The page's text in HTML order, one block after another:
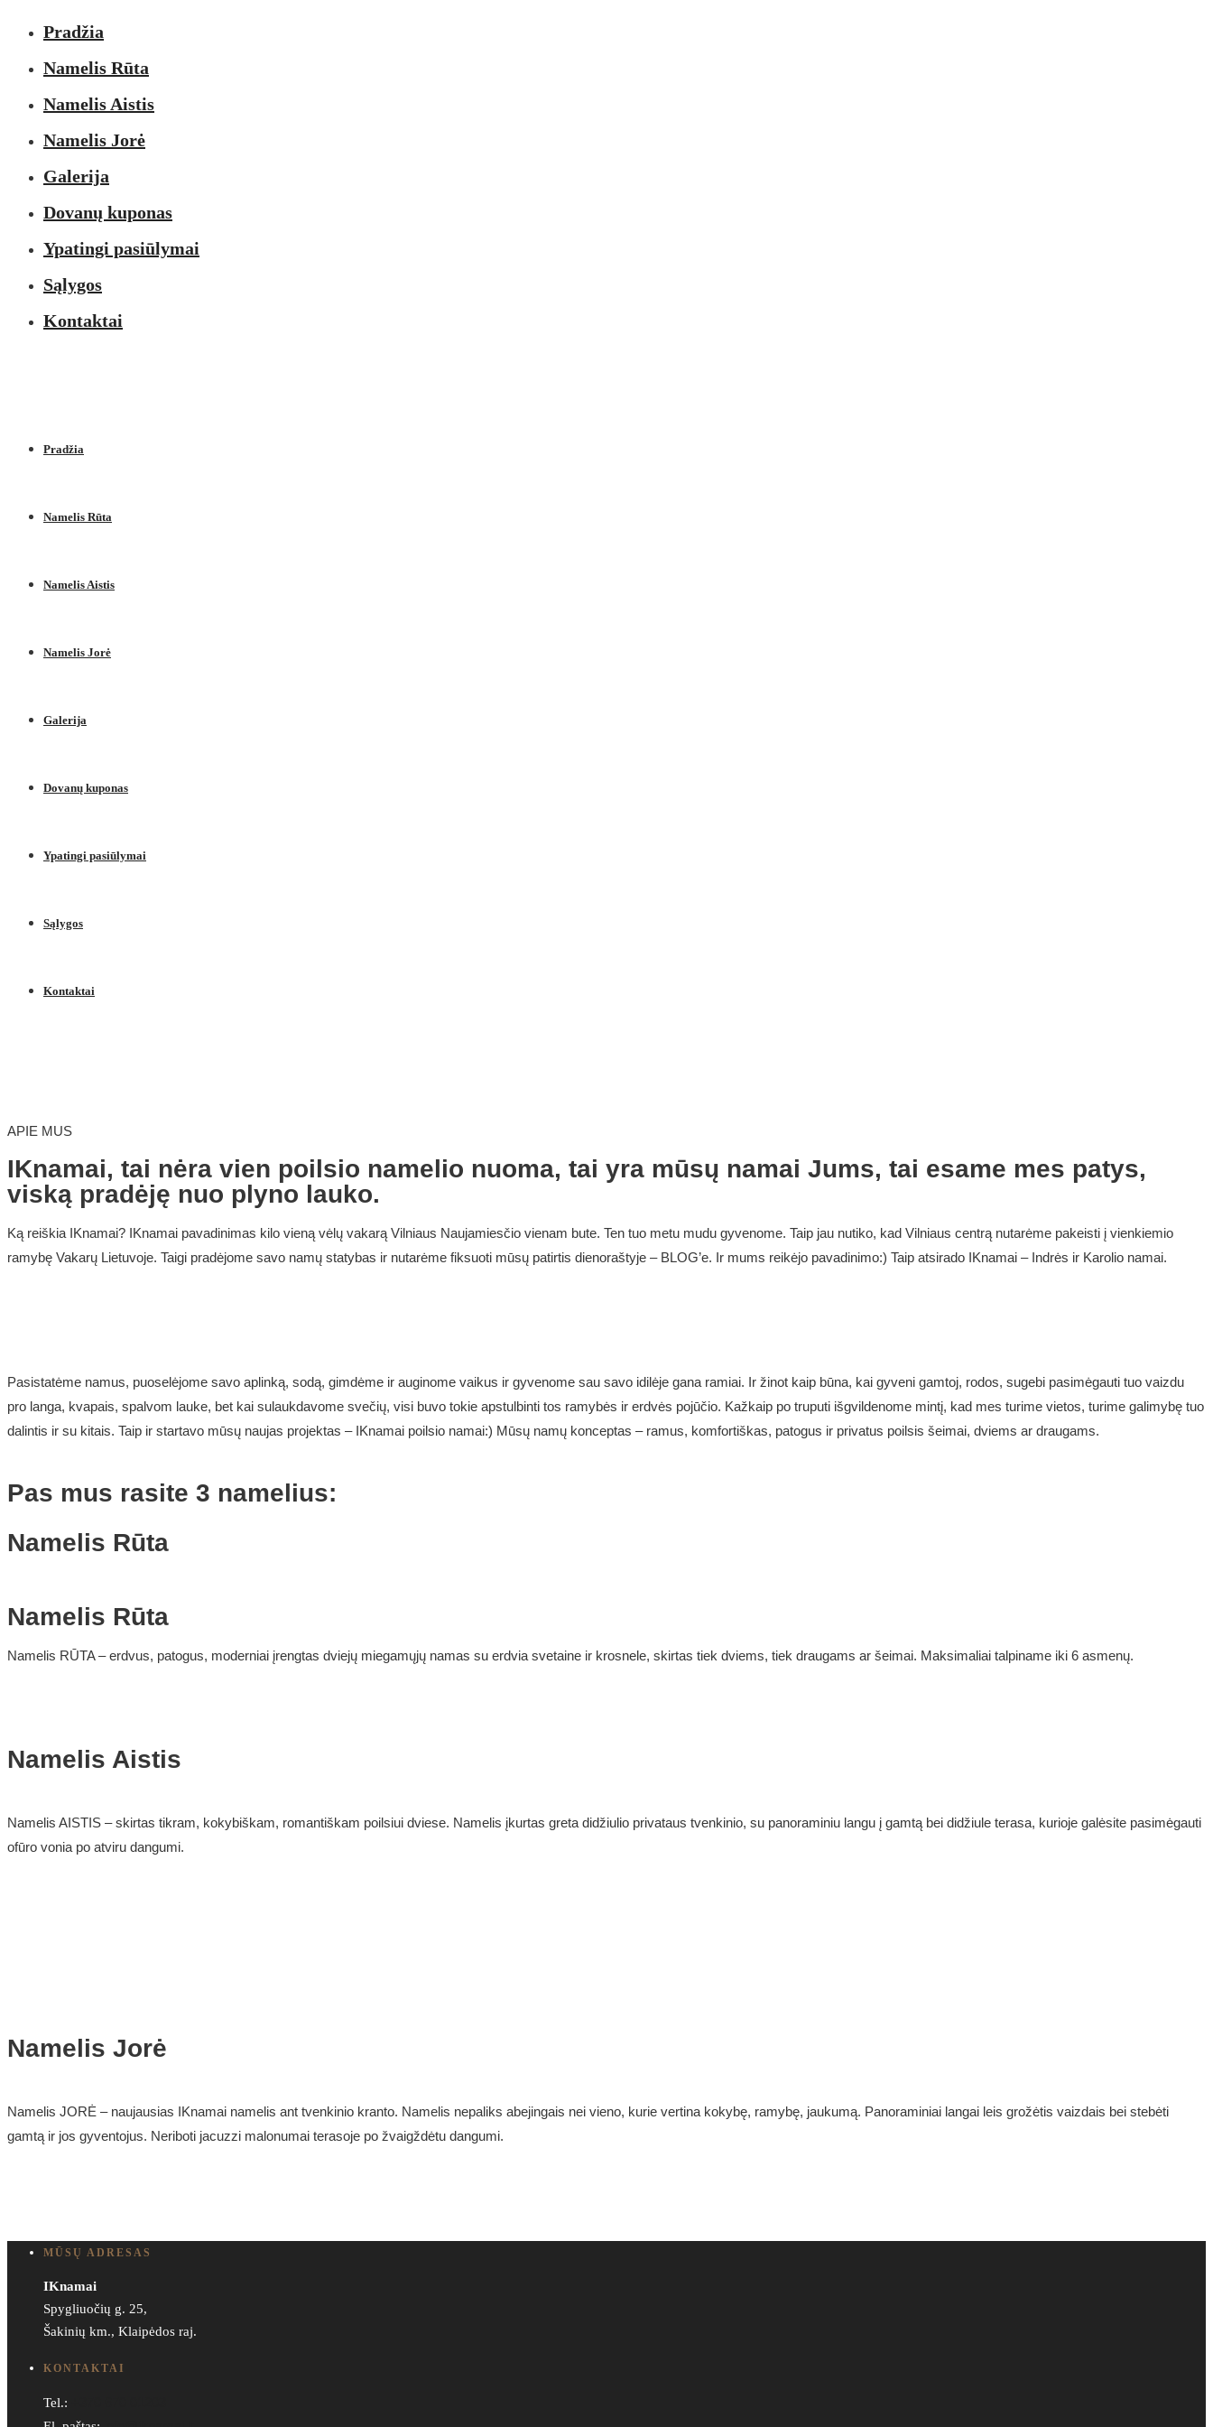
Pradžia
Namelis Rūta
Namelis Aistis
Namelis Jorė
Galerija
Dovanų kuponas
Ypatingi pasiūlymai
Sąlygos
Kontaktai
Pradžia
Namelis Rūta
Namelis Aistis
Namelis Jorė
Galerija
Dovanų kuponas
Ypatingi pasiūlymai
Sąlygos
Kontaktai
APIE MUS
IKnamai, tai nėra vien poilsio namelio nuoma, tai yra mūsų namai Jums, tai esame mes patys,
viską pradėję nuo plyno lauko.
Ką reiškia IKnamai? IKnamai pavadinimas kilo vieną vėlų vakarą Vilniaus Naujamiesčio vienam bute. Ten tuo metu mudu gyvenome. Taip jau nutiko, kad Vilniaus centrą nutarėme pakeisti į vienkiemio
ramybę Vakarų Lietuvoje. Taigi pradėjome savo namų statybas ir nutarėme fiksuoti mūsų patirtis dienoraštyje – BLOG’e. Ir mums reikėjo pavadinimo:) Taip atsirado IKnamai – Indrės ir Karolio namai.
Pasistatėme namus, puoselėjome savo aplinką, sodą, gimdėme ir auginome vaikus ir gyvenome sau savo idilėje gana ramiai. Ir žinot kaip būna, kai gyveni gamtoj, rodos, sugebi pasimėgauti tuo vaizdu
pro langa, kvapais, spalvom lauke, bet kai sulaukdavome svečių, visi buvo tokie apstulbinti tos ramybės ir erdvės pojūčio. Kažkaip po truputi išgvildenome mintį, kad mes turime vietos, turime galimybę tuo
dalintis ir su kitais. Taip ir startavo mūsų naujas projektas – IKnamai poilsio namai:) Mūsų namų konceptas – ramus, komfortiškas, patogus ir privatus poilsis šeimai, dviems ar draugams.
Pas mus rasite 3 namelius:
Namelis Rūta
Namelis Rūta
Namelis RŪTA – erdvus, patogus, moderniai įrengtas dviejų miegamųjų namas su erdvia svetaine ir krosnele, skirtas tiek dviems, tiek draugams ar šeimai. Maksimaliai talpiname iki 6 asmenų.
Namelis Aistis
Namelis AISTIS – skirtas tikram, kokybiškam, romantiškam poilsiui dviese. Namelis įkurtas greta didžiulio privataus tvenkinio, su panoraminiu langu į gamtą bei didžiule terasa, kurioje galėsite pasimėgauti
ofūro vonia po atviru dangumi.
Namelis Jorė
Namelis JORĖ – naujausias IKnamai namelis ant tvenkinio kranto. Namelis nepaliks abejingais nei vieno, kurie vertina kokybę, ramybę, jaukumą. Panoraminiai langai leis grožėtis vaizdais bei stebėti
gamtą ir jos gyventojus. Neriboti jacuzzi malonumai terasoje po žvaigždėtu dangumi.
MŪSŲ ADRESAS
IKnamai
Spygliuočių g. 25,
Šakinių km., Klaipėdos raj.
KONTAKTAI
Tel.: